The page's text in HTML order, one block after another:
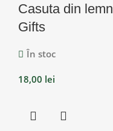
Casuta din
Gifts
În stoc
18,00 lei